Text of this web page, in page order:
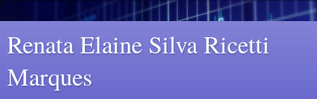
Renata Elaine Silva Ricetti
Marques